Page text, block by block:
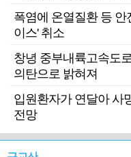
폭염에 온열질환 등
이스' 취소
창녕 중부내륙고속도
의탄으로 밝혀져
입원환자가 연달아 사
전망